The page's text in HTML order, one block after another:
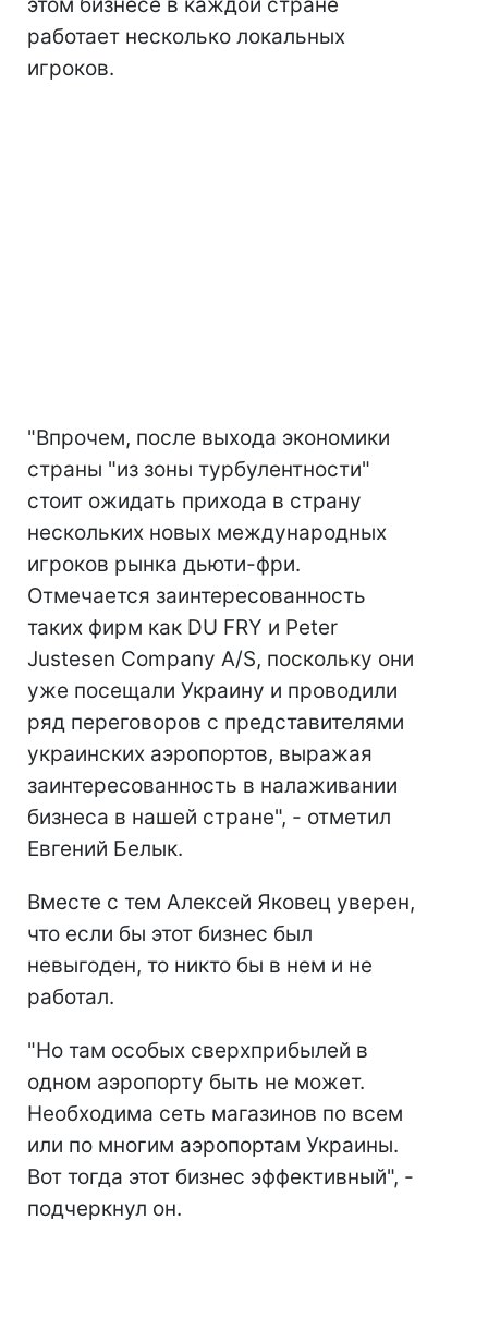
этом бизнесе в каждой стране
работает несколько локальных
игроков.
"Впрочем, после выхода экономики
страны "из зоны турбулентности"
стоит ожидать прихода в страну
нескольких новых международных
игроков рынка дьюти-фри.
Отмечается заинтересованность
таких фирм как DU FRY и Peter
Justesen Company A/S, поскольку они
уже посещали Украину и проводили
ряд переговоров с представителями
украинских аэропортов, выражая
заинтересованность в налаживании
бизнеса в нашей стране", - отметил
Евгений Белык.
Вместе с тем Алексей Яковец уверен,
что если бы этот бизнес был
невыгоден, то никто бы в нем и не
работал.
"Но там особых сверхприбылей в
одном аэропорту быть не может.
Необходима сеть магазинов по всем
или по многим аэропортам Украины.
Вот тогда этот бизнес эффективный", -
подчеркнул он.